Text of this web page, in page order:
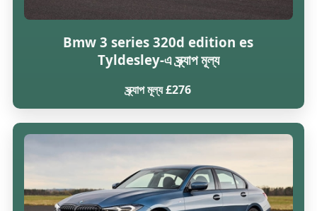
Bmw 3 series 320d edition es
Tyldesley-এ স্ক্র্যাপ মূল্য
স্ক্র্যাপ মূল্য £276